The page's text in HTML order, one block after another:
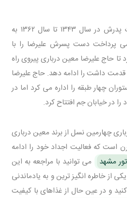
حاج حسین که بعد از فوت پدرش در سال ۱۳۴۳ تا سال ۱۳۶۲ به
می پرداخت دست پسرش علیرضا را با
حاج علیرضا معین درباری پیروی راه
داشت را ادامه دهد. حاج علیرضا
چهار طبقه را اداره می کرد اما در
چهارمین نسل از برند معین درباری
است که فعالیت اجداد خود را ادامه
تور مشهد
می توانید با مراجعه به این
از خاطره انگیز ترین و به یادماندنی
و در عین حال از غذاهای با کیفیت